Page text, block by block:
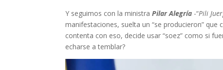
Y seguimos con la ministraPilar Alegría -“Pili
manifestaciones, suelta un “se producieron” que
contenta con eso, decide usar “soez” como si
echarse a temblar?